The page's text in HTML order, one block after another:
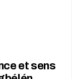
et sens